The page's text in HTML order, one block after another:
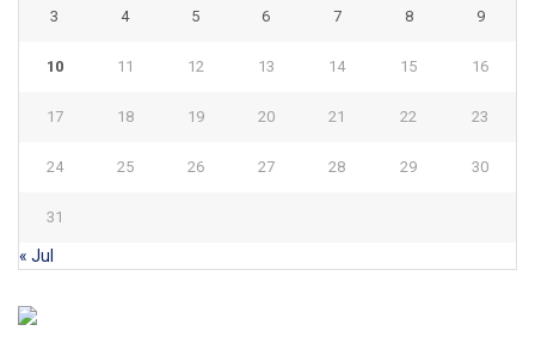
3 4 5 6 7 8 9
10 11 12 13 14 15 16
17 18 19 20 21 22 23
24 25 26 27 28 29 30
31
« Jul